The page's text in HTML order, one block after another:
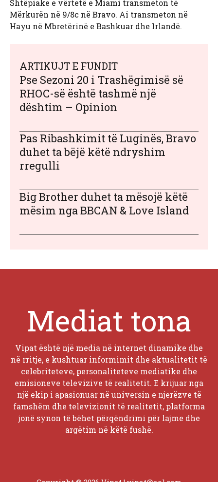
Shtëpiake e vërtetë e Miami transmeton të
Mërkurën në 9/8c në Bravo. Ai transmeton në
Hayu në Mbretërinë e Bashkuar dhe Irlandë.
ARTIKUJT E FUNDIT
Pse Sezoni 20 i Trashëgimisë së
RHOC-së është tashmë një
dështim – Opinion
Pas Ribashkimit të Luginës, Bravo
duhet ta bëjë këtë ndryshim
rregulli
Big Brother duhet ta mësojë këtë
mësim nga BBCAN & Love Island
Mediat tona
Vipat është një media në internet dinamike dhe
në rritje, e kushtuar informimit dhe aktualitetit të
celebriteteve, personaliteteve mediatike dhe
emisioneve televizive të realitetit. E krijuar nga
një ekip i apasionuar në universin e njerëzve të
famshëm dhe televizionit të realitetit, platforma
jonë synon të bëhet përqëndrimi për lajme dhe
argëtim në këtë fushë.